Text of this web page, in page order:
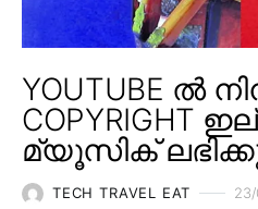
YOUTUBE ൽ
COPYRIGHT
മ്യൂസിക്
TECH TRAVEL EAT